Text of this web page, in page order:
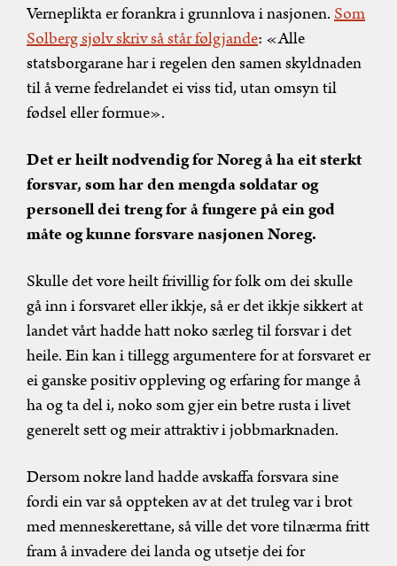
Verneplikta er forankra i grunnlova i nasjonen.Som
Solberg sjølv skriv så står følgjande: «Alle
statsborgarane har i regelen den samen skyldnaden
til å verne fedrelandet ei viss tid, utan omsyn til
fødsel eller formue».
Det er heilt nødvendig for Noreg å ha eit sterkt
forsvar, som har den mengda soldatar og
personell dei treng for å fungere på ein god
måte og kunne forsvare nasjonen Noreg.
Skulle det vore heilt frivillig for folk om dei skulle
gå inn i forsvaret eller ikkje, så er det ikkje sikkert at
landet vårt hadde hatt noko særleg til forsvar i det
heile. Ein kan i tillegg argumentere for at forsvaret er
ei ganske positiv oppleving og erfaring for mange å
ha og ta del i, noko som gjer ein betre rusta i livet
generelt sett og meir attraktiv i jobbmarknaden.
Dersom nokre land hadde avskaffa forsvara sine
fordi ein var så oppteken av at det truleg var i brot
med menneskerettane, så ville det vore tilnærma fritt
fram å invadere dei landa og utsetje dei for